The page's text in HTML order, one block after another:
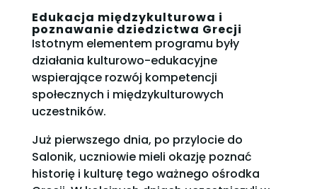
Edukacja międzykulturowa i
poznawanie dziedzictwa Grecji
Istotnym elementem programu były
działania kulturowo-edukacyjne
wspierające rozwój kompetencji
społecznych i międzykulturowych
uczestników.
Już pierwszego dnia, po przylocie do
Salonik, uczniowie mieli okazję poznać
historię i kulturę tego ważnego ośrodka